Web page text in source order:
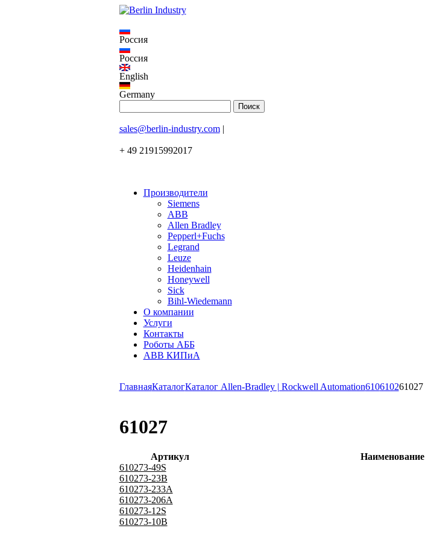
Россия
Россия
English
Germany
sales@berlin-industry.com|
+ 49 21915992017
Производители
Siemens
ABB
Allen Bradley
Pepperl+Fuchs
Legrand
Leuze
Heidenhain
Honeywell
Sick
Bihl-Wiedemann
О компании
Услуги
Контакты
Роботы АББ
ABB КИПиА
ГлавнаяКаталогКаталог Allen-Bradley | Rockwell Automation610610261027
61027
Артикул Наименование
610273-49S
610273-23B
610273-233A
610273-206A
610273-12S
610273-10B